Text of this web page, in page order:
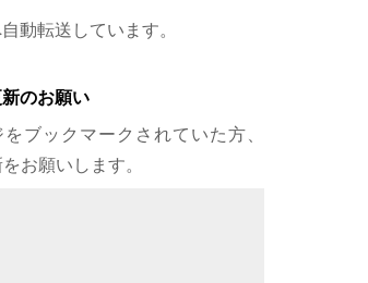
動転送しています。
のお願い
ブックマークされていた方、
お願いします。